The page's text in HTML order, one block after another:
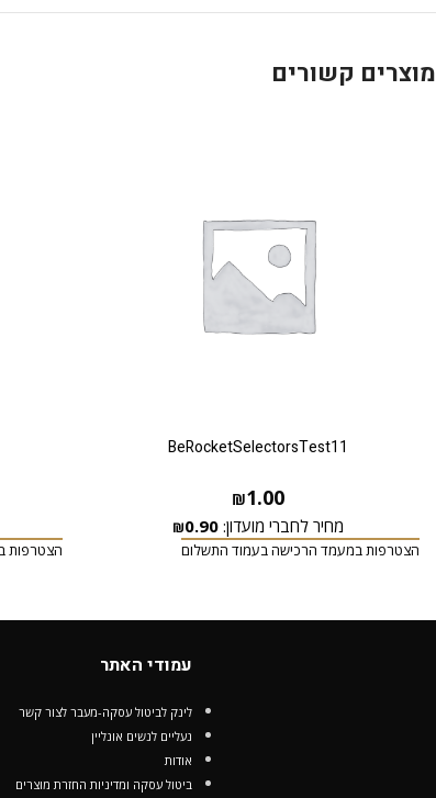
מוצרים קשורים
BeRocketSelectorsTest11
₪1.00
מחיר לחברי מועדון: ₪0.90
הצטרפות במעמד הרכישה בעמוד התשלום הצטרפות
עמודי האתר
לינק לביטול עסקה-מעבר לצור קשר
נעליים לנשים אונליין
אודות
ביטול עסקה ומדיניות החזרת מוצרים